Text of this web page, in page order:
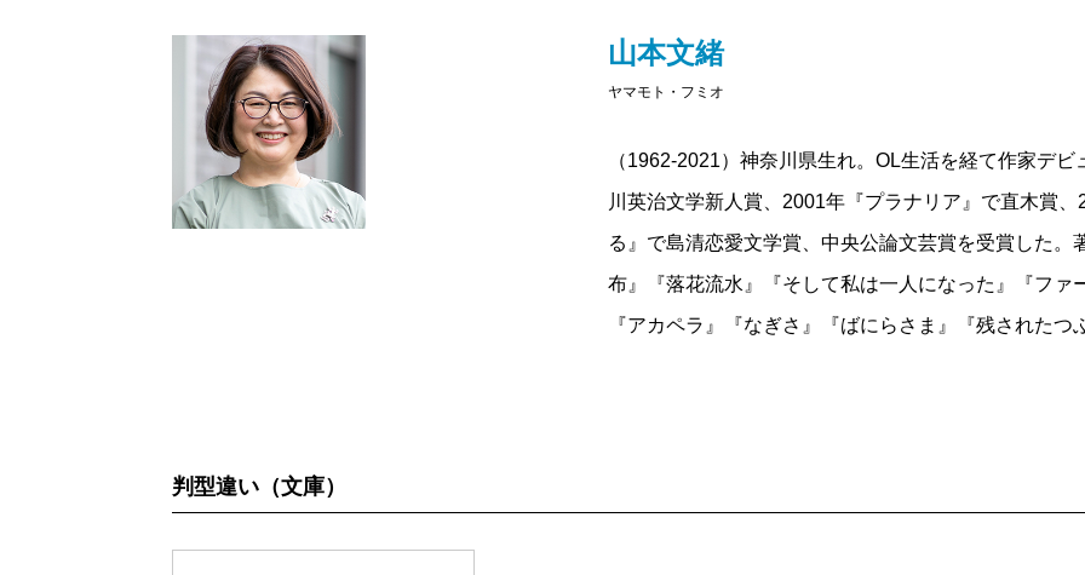
ずっと不思議だった。文緒さんの書く、けっしてむず
文緒さんが書き綴ってくれたこの日記にも、同じ魔
冒頭で、文緒さんは「突然膵臓がんと診断され、そ
抗がん剤治療をせずに緩和ケアに進むことを決めたと
あるとき胃が痛くなる。でも人間ドックも毎年受け
げる。病院を変えてようやく検査入院、あれよあれよ
をちりばめる。
山本文緒
ヤマモト・フミオ
（1962-2021）神奈川県生れ。OL生活を経て作家デ
川英治文学新人賞、2001年『プラナリア』で直木賞
る』で島清恋愛文学賞、中央公論文芸賞を受賞した
布』『落花流水』『そして私は一人になった』『ファ
『アカペラ』『なぎさ』『ばにらさま』『残されたつ
判型違い（文庫）